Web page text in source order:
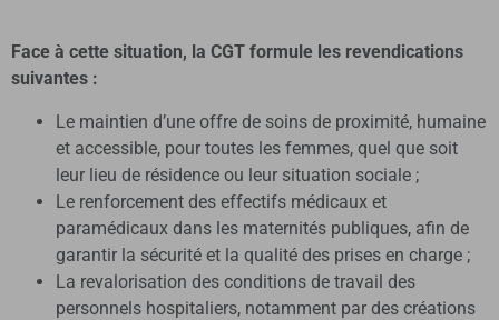
Face à cette situation, la CGT formule les revendications
suivantes :
Le maintien d’une offre de soins de proximité, humaine
et accessible, pour toutes les femmes, quel que soit
leur lieu de résidence ou leur situation sociale ;
Le renforcement des effectifs médicaux et
paramédicaux dans les maternités publiques, afin de
garantir la sécurité et la qualité des prises en charge ;
La revalorisation des conditions de travail des
personnels hospitaliers, notamment par des créations